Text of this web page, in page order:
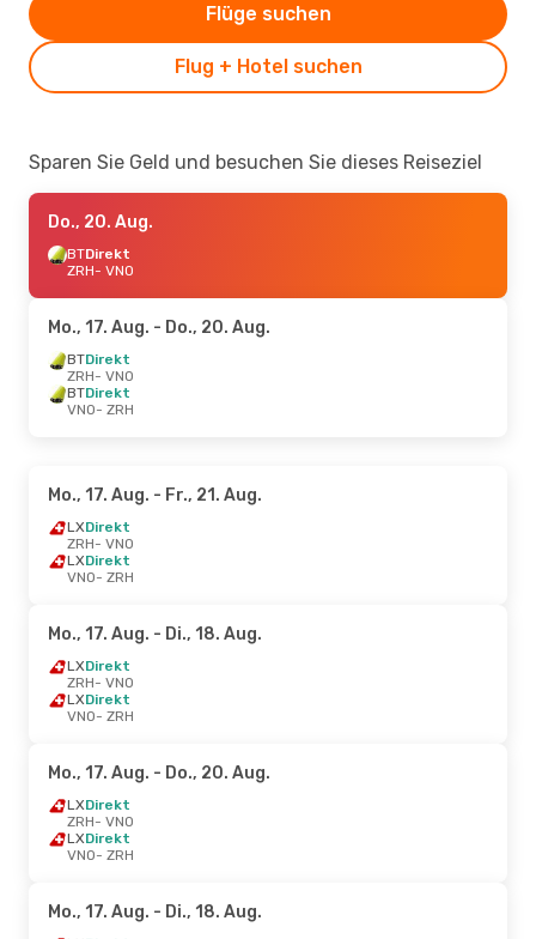
Flug + Hotel suchen
Flüge suchen
Sparen Sie Geld und besuchen Sie dieses Reiseziel
Do., 20. Aug.
BTDirekt
ZRH- VNO
Mo., 17. Aug. - Do., 20. Aug.
BTDirekt
ZRH- VNO
BTDirekt
VNO- ZRH
Mo., 17. Aug. - Fr., 21. Aug.
LXDirekt
ZRH- VNO
LXDirekt
VNO- ZRH
Mo., 17. Aug. - Di., 18. Aug.
LXDirekt
ZRH- VNO
LXDirekt
VNO- ZRH
Mo., 17. Aug. - Do., 20. Aug.
LXDirekt
ZRH- VNO
LXDirekt
VNO- ZRH
Mo., 17. Aug. - Di., 18. Aug.